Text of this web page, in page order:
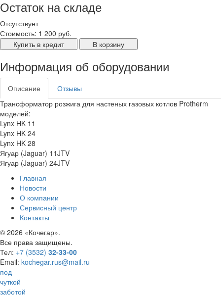
Остаток на складе
Отсутствует
Стоимость: 1 200 руб.
Купить в кредит
В корзину
Информация об оборудовании
Описание
Отзывы
Трансформатор розжига для настеных газовых котлов Protherm
моделей:
Lynx HK 11
Lynx HK 24
Lynx HK 28
Ягуар (Jaguar) 11JTV
Ягуар (Jaguar) 24JTV
Главная
Новости
О компании
Сервисный центр
Контакты
© 2026 «Кочегар».
Все права защищены.
Тел: +7 (3532) 32-33-00
Email: kochegar.rus@mail.ru
под
чуткой
заботой